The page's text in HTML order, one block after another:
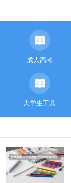
成人高考
大学生工具